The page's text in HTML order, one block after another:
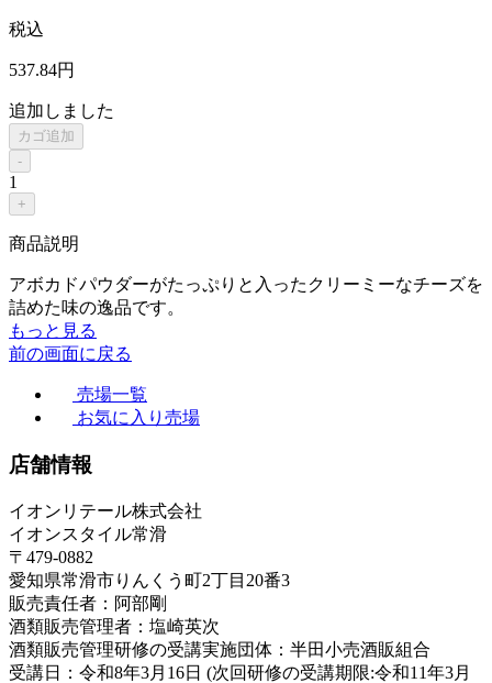
税込
537.84円
追加しました
カゴ追加
-
1
+
商品説明
アボカドパウダーがたっぷりと入ったクリーミーなチーズを
詰めた味の逸品です。
もっと見る
前の画面に戻る
売場一覧
お気に入り売場
店舗情報
イオンリテール株式会社
イオンスタイル常滑
〒479-0882
愛知県常滑市りんくう町2丁目20番3
販売責任者：阿部剛
酒類販売管理者：塩崎英次
酒類販売管理研修の受講実施団体：半田小売酒販組合
受講日：令和8年3月16日 (次回研修の受講期限:令和11年3月